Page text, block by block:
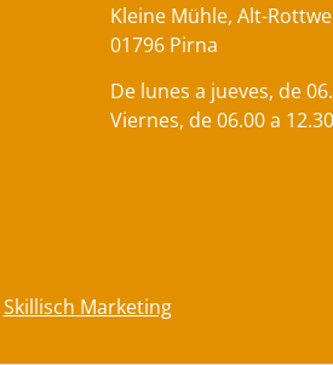
Kleine Mühle, Alt-
01796 Pirna
De lunes a jueves, de
Viernes, de 06.00 a
Skillisch Marketing